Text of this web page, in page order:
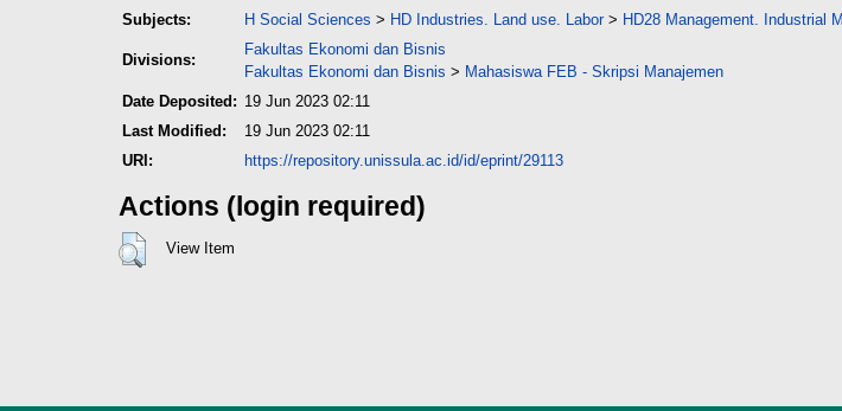
Subjects:
H Social Sciences > HD Industries. Land use. Labor> HD28 Management. Industrial
Divisions:
Fakultas Ekonomi dan Bisnis
Fakultas Ekonomi dan Bisnis > Mahasiswa FEB - Skripsi Manajemen
Date Deposited: 19 Jun 2023 02:11
Last Modified:
19 Jun 2023 02:11
URI:
https://repository.unissula.ac.id/id/eprint/29113
Actions (login required)
View Item